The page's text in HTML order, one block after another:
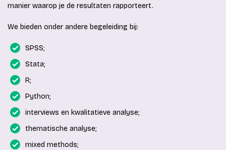
manier waarop je de resultaten rapporteert.
We bieden onder andere begeleiding bij:
SPSS;
Stata;
R;
Python;
interviews en kwalitatieve analyse;
thematische analyse;
mixed methods;